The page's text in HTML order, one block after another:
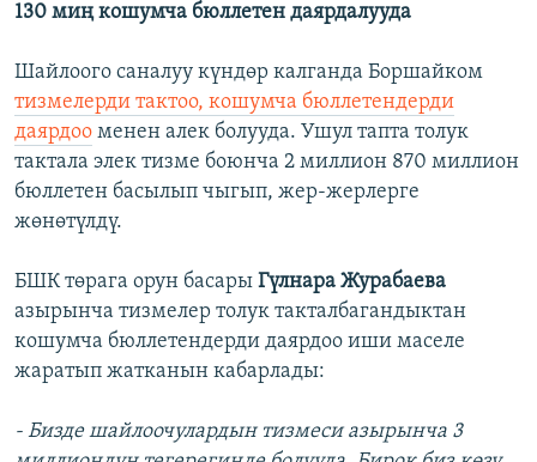
130 миң кошумча бюллетен даярдалууда
Шайлоого саналуу күндөр калганда Боршайком
тизмелерди тактоо, кошумча бюллетендерди
даярдоо менен алек болууда. Ушул тапта толук
тактала элек тизме боюнча 2 миллион 870 миллион
бюллетен басылып чыгып, жер-жерлерге
жөнөтүлдү.
БШК төрага орун басары Гүлнара Журабаева
азырынча тизмелер толук такталбагандыктан
кошумча бюллетендерди даярдоо иши маселе
жаратып жатканын кабарлады:
- Бизде шайлоочулардын тизмеси азырынча 3